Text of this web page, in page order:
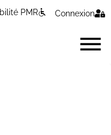
PMR Connexion